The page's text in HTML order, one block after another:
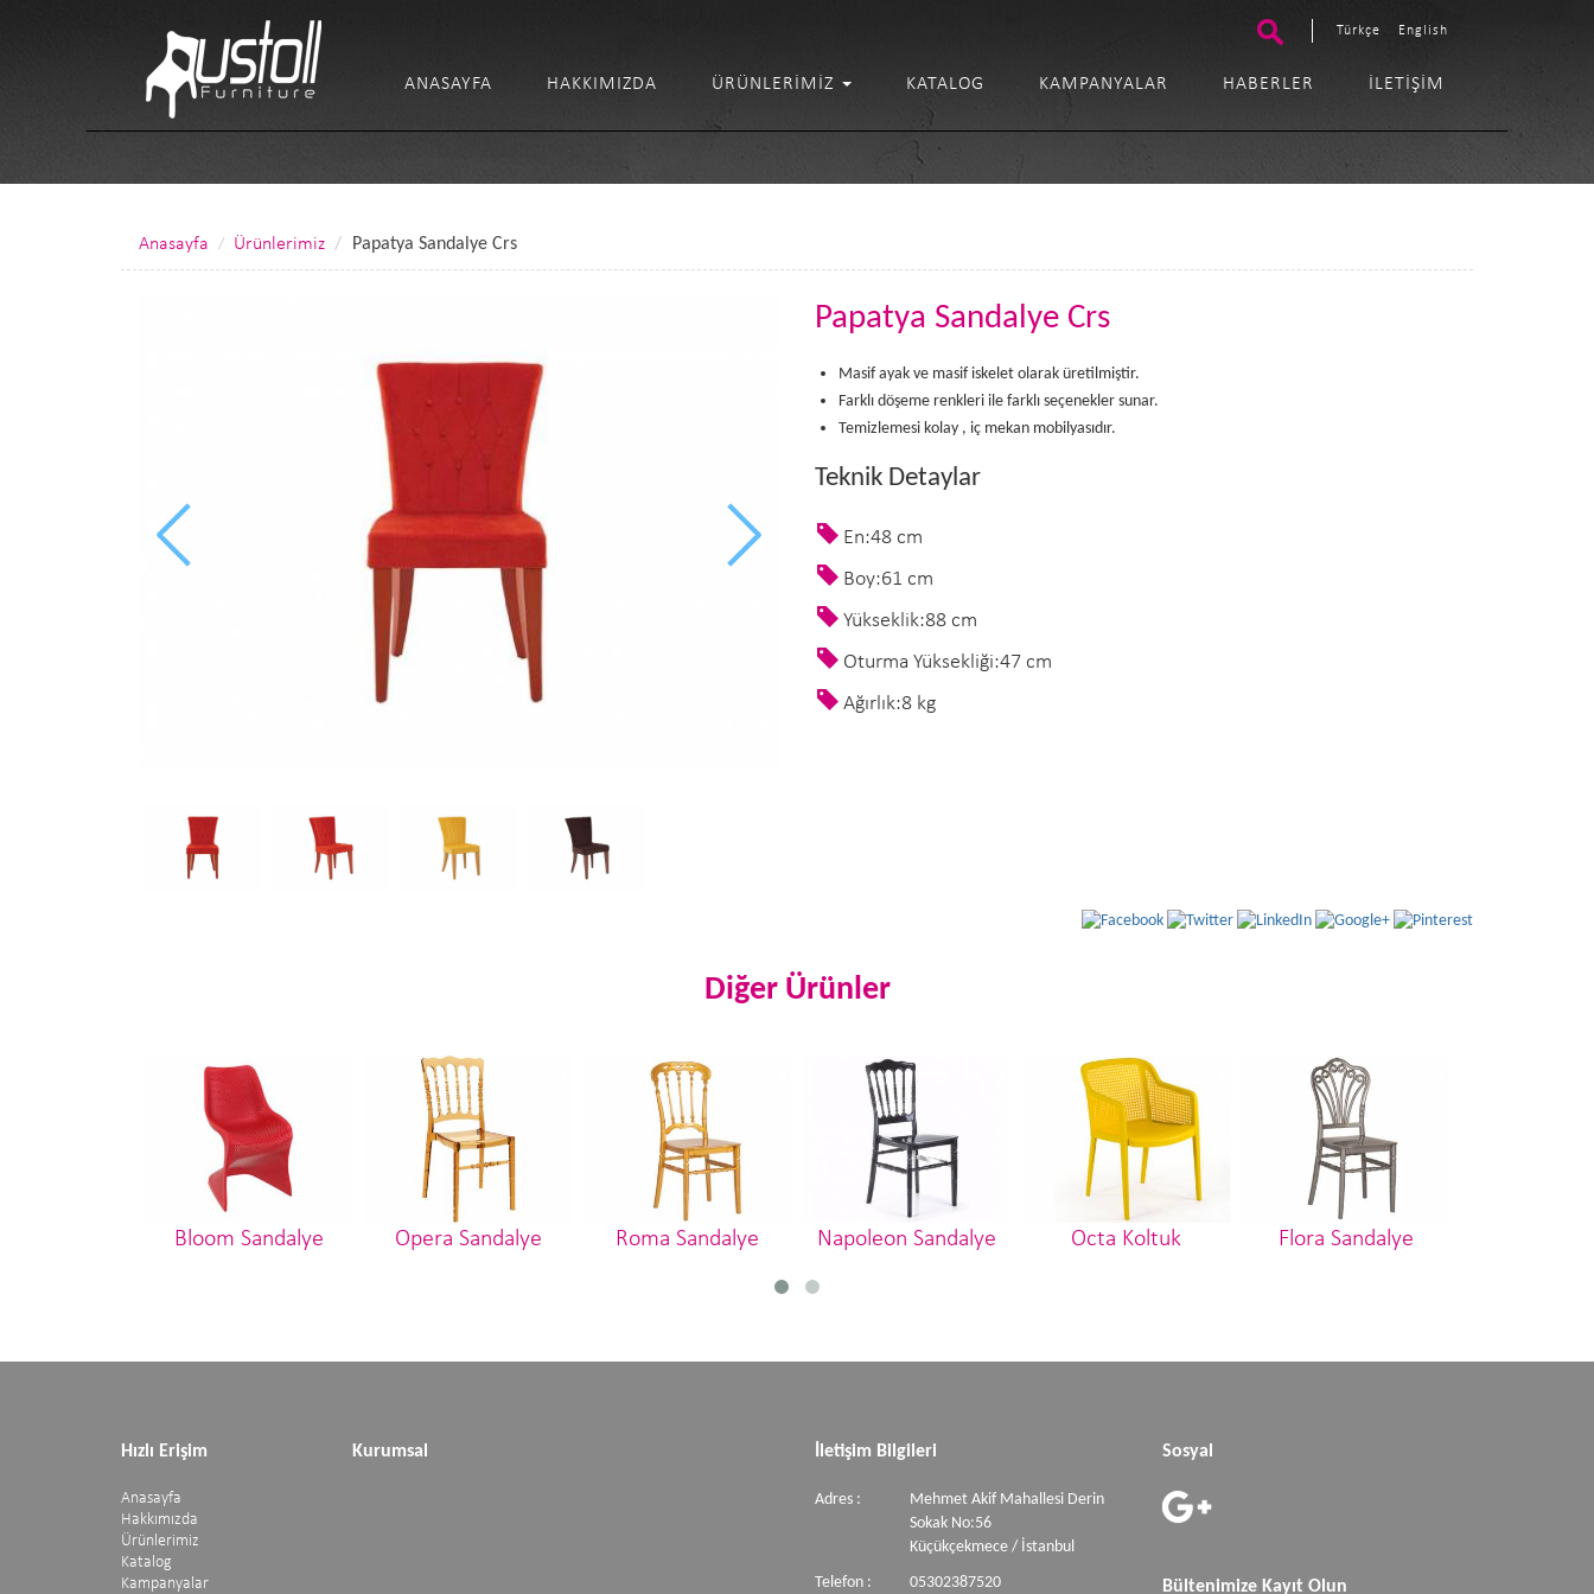
Türkçe English
ANASAYFA HAKKIMIZDA ÜRÜNLERIMIZ KATALOG KAMPANYALAR HABERLER İLETIŞIM
Anasayfa Ürünlerimiz Papatya Sandalye Crs
Papatya Sandalye Crs
Masif ayak ve masif iskelet olarak üretilmiştir.
Farklı döşeme renkleri ile farklı seçenekler sunar.
Temizlemesi kolay , iç mekan mobilyasıdır.
Teknik Detaylar
En:48 cm
Boy:61 cm
Yükseklik:88 cm
Oturma Yüksekliği:47 cm
Ağırlık:8 kg
Diğer Ürünler
Bloom Sandalye Opera Sandalye Roma Sandalye Napoleon Sandalye Octa Koltuk Flora Sandalye
Hızlı Erişim
Anasayfa
Hakkımızda
Ürünlerimiz
Katalog
Kampanyalar
Kurumsal İletişim Bilgileri
Adres :
Mehmet Akif Mahallesi Derin
Sokak No:56
Küçükçekmece / İstanbul
Telefon :
05302387520
Sosyal
Bültenimize Kayıt Olun